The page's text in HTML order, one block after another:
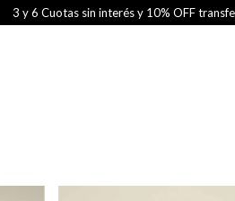
3 y 6 Cuotas sin interés y 10% OFF